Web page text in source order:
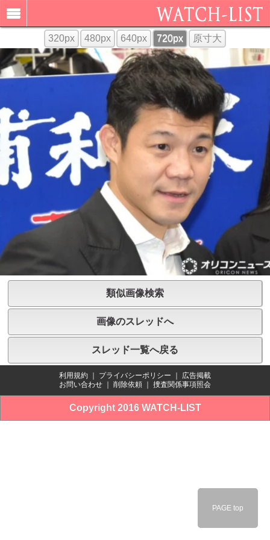
320px 480px 640px 720px 原寸大
類似画像検索
画像のスレッドへ
スレッド一覧へ戻る
利用規約 プライバシーポリシー
広告掲載
お問い合わせ
削除依頼 捜査関係事項照会
Copyright 2016 WATCH-LIST
PAGE top